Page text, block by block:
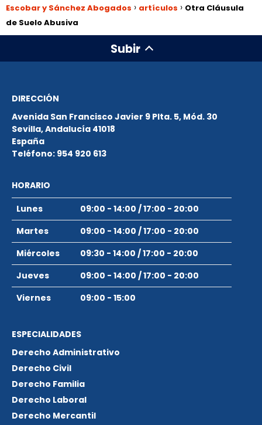
Escobar y Sánchez Abogados artículos
Otra Cláusula
de Suelo Abusiva
Subir
DIRECCIÓN
Avenida San Francisco Javier 9 Plta. 5, Mód. 30
Sevilla,Andalucía 41018
España
Teléfono: 954 920 613
HORARIO
Lunes
09:00 - 14:00 /17:00 - 20:00
Martes
09:00 - 14:00 /17:00 - 20:00
Miércoles
09:30 - 14:00 /17:00 - 20:00
Jueves
09:00 - 14:00 /17:00 - 20:00
Viernes
09:00 - 15:00
ESPECIALIDADES
Derecho Administrativo
Derecho Civil
Derecho Familia
Derecho Laboral
Derecho Mercantil